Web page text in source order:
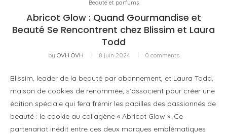
Beauté et parfums
Abricot Glow : Quand Gourmandise et
Beauté Se Rencontrent chez Blissim et Laura
Todd
by OVH OVH 8 juin 2024 0 comments
Blissim, leader de la beauté par abonnement, et Laura Todd,
maison de cookies de renommée, s’associent pour créer une
édition spéciale qui fera frémir les papilles des passionnés de
beauté : le cookie au collagène « Abricot Glow ». Ce
partenariat inédit entre ces deux marques emblématiques